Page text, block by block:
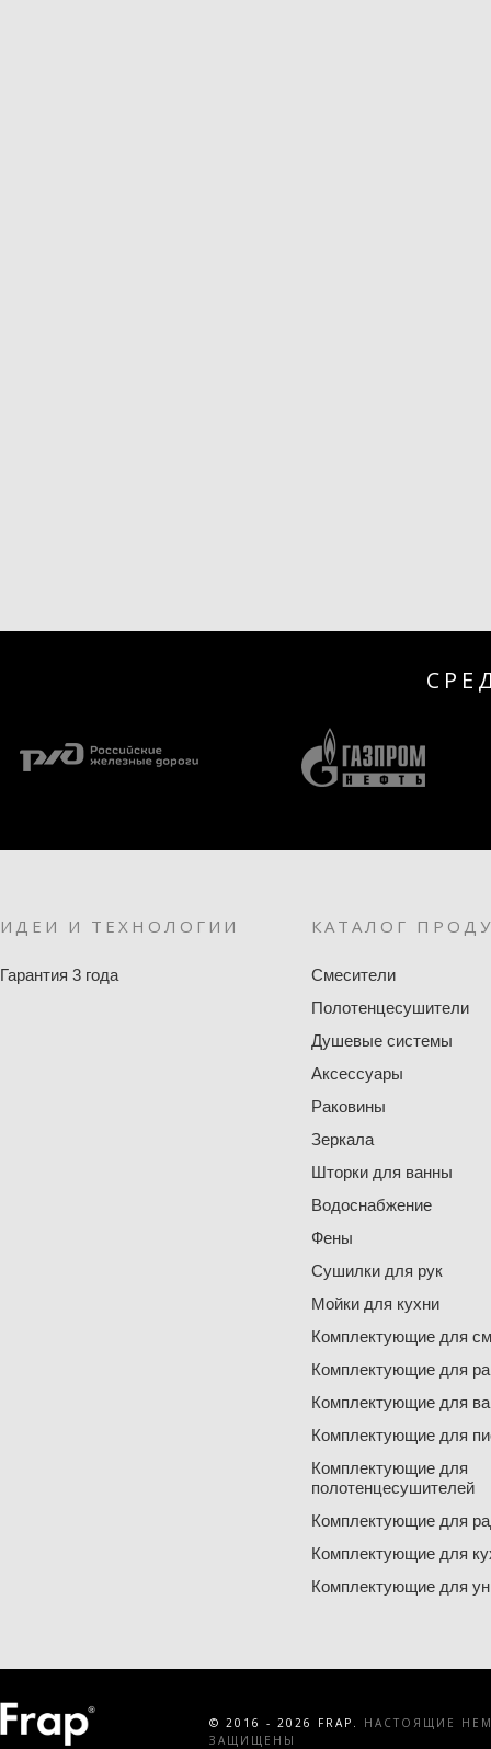
ИДЕИ И ТЕХНОЛОГИИ
Гарантия 3 года
КАТАЛОГ
Смесители
Полотенцесушители
Душевые системы
Аксессуары
Раковины
Зеркала
Шторки для ванны
Водоснабжение
Фены
Сушилки для рук
Мойки для кухни
Комплектующие для
Комплектующие для
Комплектующие для
Комплектующие для
Комплектующие для
полотенцесушителей
Комплектующие для
Комплектующие для
Комплектующие для
© 2016 - 2026 FRAP.
НАСТОЯЩИЕ
ЗАЩИЩЕНЫ